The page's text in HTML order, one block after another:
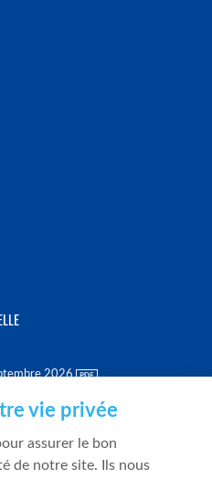
2026
vie privée
assurer le bon
de notre site. Ils nous